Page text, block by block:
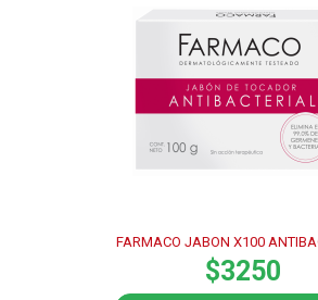
FARMACO JABON X100
$3250